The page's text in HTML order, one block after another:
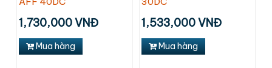
1,730,000 VNĐ
Mua hàng
1,533,000 VNĐ
Mua hàng